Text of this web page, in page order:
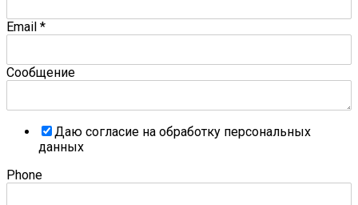
Email *
Сообщение
Даю согласие на обработку персональных
данных
Phone